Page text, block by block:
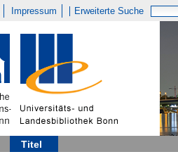
Impressum Erweiterte Suche
Titel